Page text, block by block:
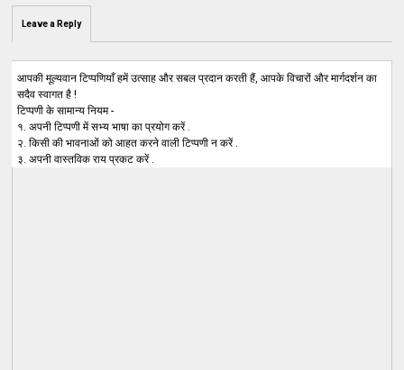
Leave a Reply
आपकी मूल्यवान टिप्पणियाँ हमें उत्साह और सबल प्रदान करती हैं, आपके विचारों और मार्गदर्शन का
सदैव स्वागत है !
टिप्पणी के सामान्य नियम -
१. अपनी टिप्पणी में सभ्य भाषा का प्रयोग करें .
२. किसी की भावनाओं को आहत करने वाली टिप्पणी न करें .
३. अपनी वास्तविक राय प्रकट करें .